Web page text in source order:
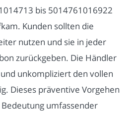
bis 5014761016922
Kunden sollten die
nutzen und sie in jeder
zurückgeben. Die Händler
unkompliziert den vollen
Dieses präventive Vorgehen
umfassender